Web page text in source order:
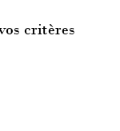
critères